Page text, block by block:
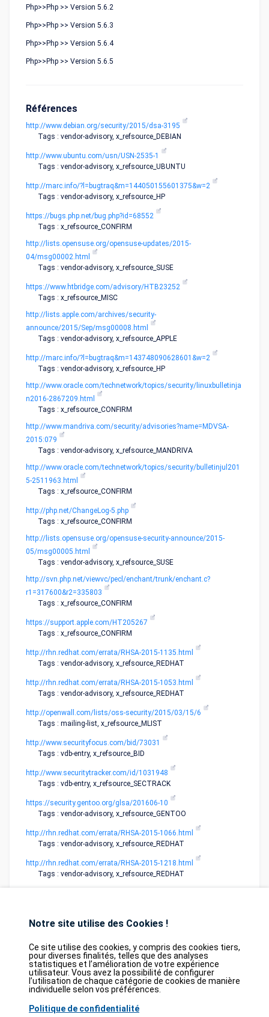
Php>>Php >> Version 5.6.2
Php>>Php >> Version 5.6.3
Php>>Php >> Version 5.6.4
Php>>Php >> Version 5.6.5
Références
http://www.debian.org/security/2015/dsa-3195
Tags : vendor-advisory, x_refsource_DEBIAN
http://www.ubuntu.com/usn/USN-2535-1
Tags : vendor-advisory, x_refsource_UBUNTU
http://marc.info/?l=bugtraq&m=144050155601375&w=2
Tags : vendor-advisory, x_refsource_HP
https://bugs.php.net/bug.php?id=68552
Tags : x_refsource_CONFIRM
http://lists.opensuse.org/opensuse-updates/2015-
04/msg00002.html
Tags : vendor-advisory, x_refsource_SUSE
https://www.htbridge.com/advisory/HTB23252
Tags : x_refsource_MISC
http://lists.apple.com/archives/security-
announce/2015/Sep/msg00008.html
Tags : vendor-advisory, x_refsource_APPLE
http://marc.info/?l=bugtraq&m=143748090628601&w=2
Tags : vendor-advisory, x_refsource_HP
http://www.oracle.com/technetwork/topics/security/linuxbulletinja
n2016-2867209.html
Tags : x_refsource_CONFIRM
http://www.mandriva.com/security/advisories?name=MDVSA-
2015:079
Tags : vendor-advisory, x_refsource_MANDRIVA
http://www.oracle.com/technetwork/topics/security/bulletinjul201
5-2511963.html
Tags : x_refsource_CONFIRM
http://php.net/ChangeLog-5.php
Tags : x_refsource_CONFIRM
http://lists.opensuse.org/opensuse-security-announce/2015-
05/msg00005.html
Tags : vendor-advisory, x_refsource_SUSE
http://svn.php.net/viewvc/pecl/enchant/trunk/enchant.c?
r1=317600&r2=335803
Tags : x_refsource_CONFIRM
https://support.apple.com/HT205267
Tags : x_refsource_CONFIRM
http://rhn.redhat.com/errata/RHSA-2015-1135.html
Tags : vendor-advisory, x_refsource_REDHAT
http://rhn.redhat.com/errata/RHSA-2015-1053.html
Tags : vendor-advisory, x_refsource_REDHAT
http://openwall.com/lists/oss-security/2015/03/15/6
Tags : mailing-list, x_refsource_MLIST
http://www.securityfocus.com/bid/73031
Tags : vdb-entry, x_refsource_BID
http://www.securitytracker.com/id/1031948
Tags : vdb-entry, x_refsource_SECTRACK
https://security.gentoo.org/glsa/201606-10
Tags : vendor-advisory, x_refsource_GENTOO
http://rhn.redhat.com/errata/RHSA-2015-1066.html
Tags : vendor-advisory, x_refsource_REDHAT
http://rhn.redhat.com/errata/RHSA-2015-1218.html
Tags : vendor-advisory, x_refsource_REDHAT
tesweb SA
Database
Partners
GDPR Contact Purchase
Notre site utilise des Cookies !
Ce site utilise des cookies, y compris des cookies tiers,
pour diverses finalités, telles que des analyses
statistiques et l’amélioration de votre expérience
utilisateur. Vous avez la possibilité de configurer
l’utilisation de chaque catégorie de cookies de manière
individuelle selon vos préférences.
Politique de confidentialité